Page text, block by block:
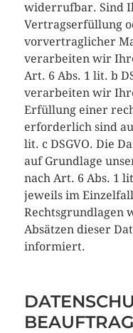
widerrufbar. Sind
Vertragserfüllung
vorvertraglicher
verarbeiten wir
Art. 6 Abs. 1 lit. b
verarbeiten wir
Erfüllung einer
erforderlich sind
lit. c DSGVO. Die
auf Grundlage
nach Art. 6 Abs. 1
jeweils im
Rechtsgrundlagen
Absätzen dieser
informiert.